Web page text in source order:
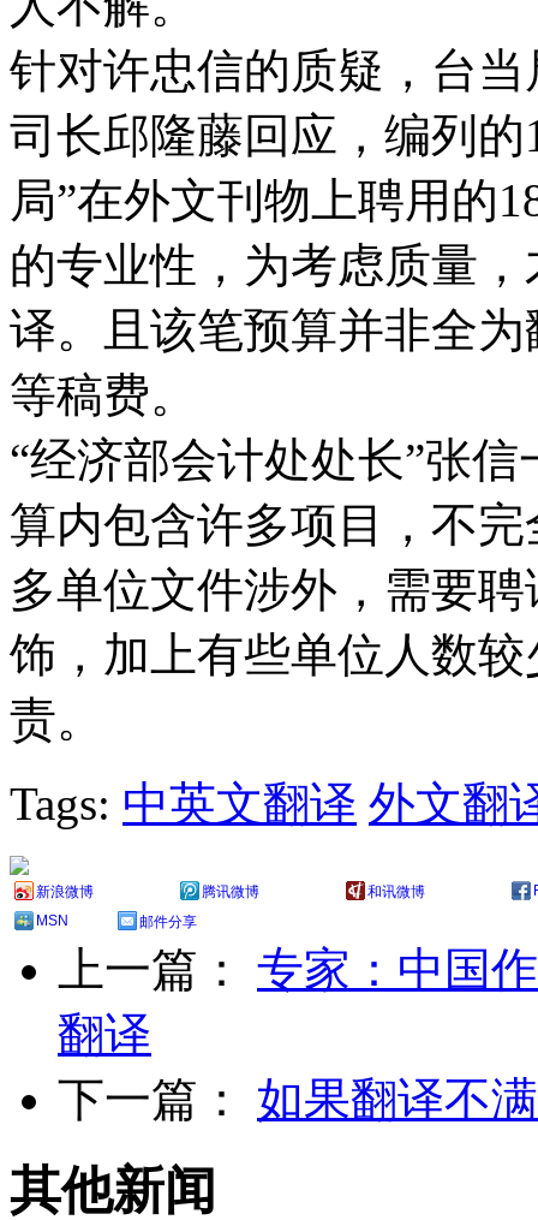
针对许忠信的质疑，台
司长邱隆藤回应，编列
局”在外文刊物上聘用的
的专业性，为考虑质量
译。且该笔预算并非全
等稿费。
“经济部会计处处长”张
算内包含许多项目，不
多单位文件涉外，需要
饰，加上有些单位人数
责。
Tags: 中英文翻译 外文翻
新浪微博 腾讯微博 和讯微博
MSN
邮件分享
上一篇： 专家：中国
翻译
下一篇： 如果翻译不
其他新闻